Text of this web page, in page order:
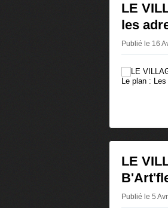
LE
les
Publié le 16
Le plan :
LE
Publié le 5